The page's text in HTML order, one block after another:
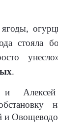
стояла
.
Алексей
и